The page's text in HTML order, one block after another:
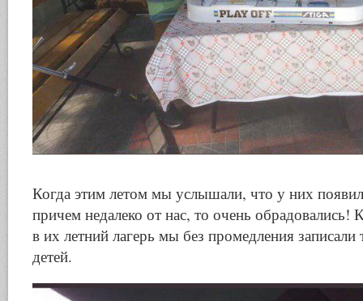
Когда этим летом мы услышали, что у них
причем недалеко от нас, то очень обрадовались!
в их летний лагерь мы без промедления
детей.